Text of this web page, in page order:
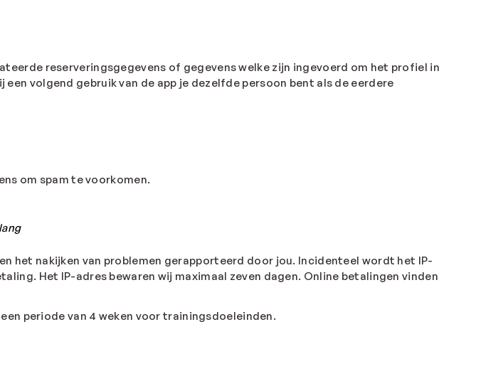
reserveringsgegevens of gegevens welke zijn ingevoerd om het profiel in
volgend gebruik van de app je dezelfde persoon bent als de eerdere
om spam te voorkomen.
het nakijken van problemen gerapporteerd door jou. Incidenteel wordt het IP-
Het IP-adres bewaren wij maximaal zeven dagen. Online betalingen vinden
periode van 4 weken voor trainingsdoeleinden.